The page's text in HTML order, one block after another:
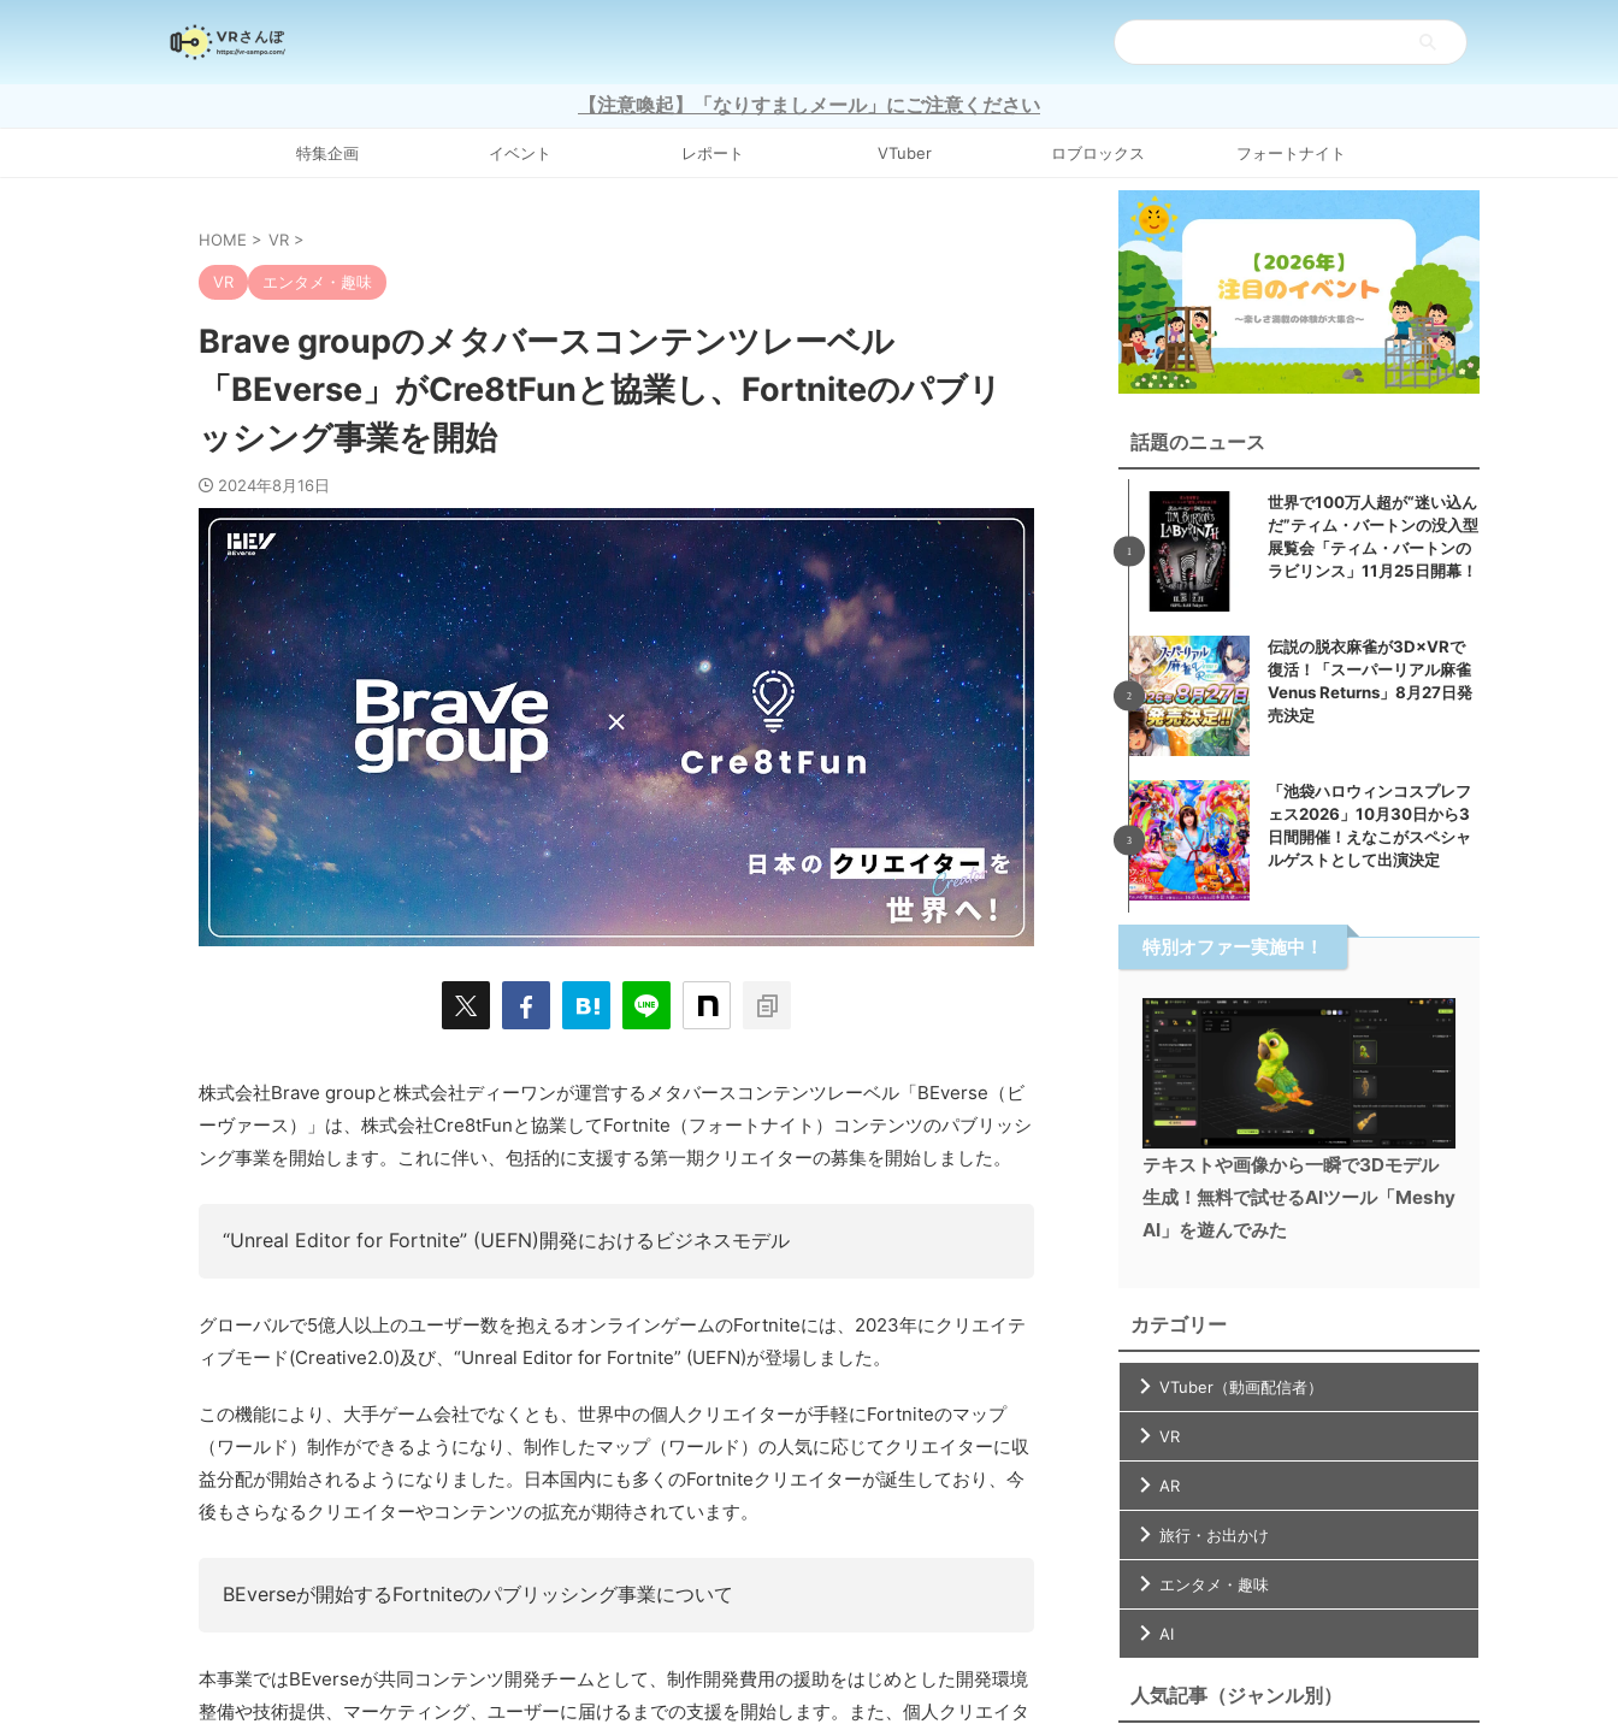
【注意喚起】「なりすましメール」にご注意ください
特集企画 イベント レポート VTuber ロブロックス フォートナイト
HOME > VR >
VR エンタメ・趣味
Brave groupのメタバースコンテンツレーベル
「BEverse」がCre8tFunと協業し、Fortniteのパブリ
ッシング事業を開始
2024年8月16日
株式会社Brave groupと株式会社ディーワンが運営するメタバースコンテンツレーベル「BEverse（ビ
ーヴァース）」は、株式会社Cre8tFunと協業してFortnite（フォートナイト）コンテンツのパブリッシ
ング事業を開始します。これに伴い、包括的に支援する第一期クリエイターの募集を開始しました。
“Unreal Editor for Fortnite” (UEFN)開発におけるビジネスモデル
グローバルで5億人以上のユーザー数を抱えるオンラインゲームのFortniteには、2023年にクリエイテ
ィブモード(Creative2.0)及び、“Unreal Editor for Fortnite” (UEFN)が登場しました。
この機能により、大手ゲーム会社でなくとも、世界中の個人クリエイターが手軽にFortniteのマップ
（ワールド）制作ができるようになり、制作したマップ（ワールド）の人気に応じてクリエイターに収
益分配が開始されるようになりました。日本国内にも多くのFortniteクリエイターが誕生しており、今
後もさらなるクリエイターやコンテンツの拡充が期待されています。
BEverseが開始するFortniteのパブリッシング事業について
本事業ではBEverseが共同コンテンツ開発チームとして、制作開発費用の援助をはじめとした開発環境
整備や技術提供、マーケティング、ユーザーに届けるまでの支援を開始します。また、個人クリエイタ
話題のニュース
世界で100万人超が“迷い込ん
だ”ティム・バートンの没入型
展覧会「ティム・バートンの
ラビリンス」11月25日開幕！
伝説の脱衣麻雀が3D×VRで
復活！「スーパーリアル麻雀
Venus Returns」8月27日発
売決定
「池袋ハロウィンコスプレフ
ェス2026」10月30日から3
日間開催！えなこがスペシャ
ルゲストとして出演決定
特別オファー実施中！
テキストや画像から一瞬で3Dモデル
生成！無料で試せるAIツール「Meshy
AI」を遊んでみた
カテゴリー
VTuber（動画配信者）
VR
AR
旅行・お出かけ
エンタメ・趣味
AI
人気記事（ジャンル別）